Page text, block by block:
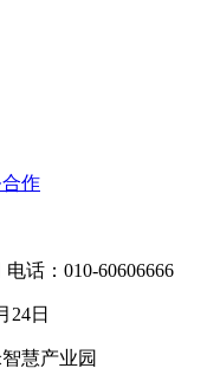
作
话：010-60606666
24日
慧产业园